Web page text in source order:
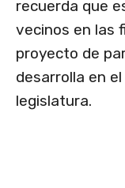
recuerda que
vecinos en las
proyecto de
desarrolla en
legislatura.